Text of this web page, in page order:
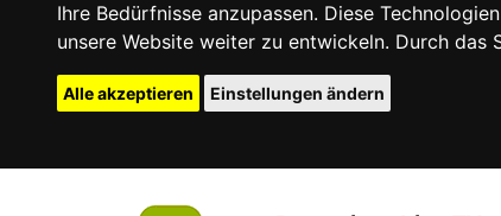
Ihre Bedürfnisse anzupassen. Diese
unsere Website weiter zu entwickeln. Durch das
Alle akzeptieren Einstellungen ändern